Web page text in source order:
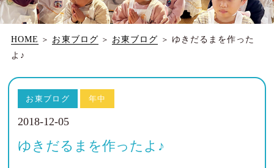
HOME ＞ お東ブログ ＞ お東ブログ ＞ ゆきだるまを作った
よ♪
お東ブログ 年中
2018-12-05
ゆきだるまを作ったよ♪